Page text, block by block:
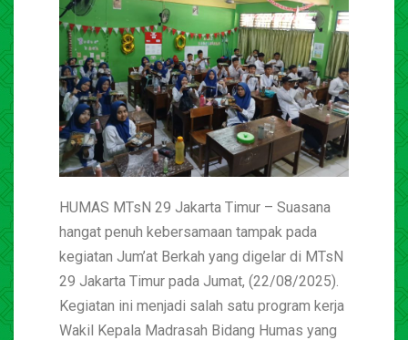
HUMAS MTsN 29 Jakarta Timur – Suasana
hangat penuh kebersamaan tampak pada
kegiatan Jum’at Berkah yang digelar di MTsN
29 Jakarta Timur pada Jumat, (22/08/2025).
Kegiatan ini menjadi salah satu program kerja
Wakil Kepala Madrasah Bidang Humas yang